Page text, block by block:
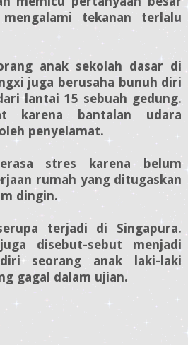
mengalami tekanan terlalu
anak sekolah dasar di
juga berusaha bunuh diri
lantai 15 sebuah gedung.
karena bantalan udara
penyelamat.
stres karena belum
rumah yang ditugaskan
dingin.
terjadi di Singapura.
disebut-sebut menjadi
seorang anak laki-laki
gagal dalam ujian.